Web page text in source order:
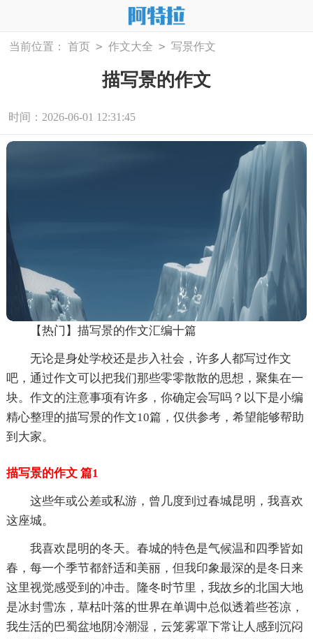
当前位置： 首页 > 作文大全 > 写景作文
描写景的作文
时间：2026-06-01 12:31:45
【热门】描写景的作文汇编十篇
无论是身处学校还是步入社会，许多人都写过作文
吧，通过作文可以把我们那些零零散散的思想，聚集在一
块。作文的注意事项有许多，你确定会写吗？以下是小编
精心整理的描写景的作文10篇，仅供参考，希望能够帮助
到大家。
描写景的作文 篇1
这些年或公差或私游，曾几度到过春城昆明，我喜欢
这座城。
我喜欢昆明的冬天。春城的特色是气候温和四季皆如
春，每一个季节都舒适和美丽，但我印象最深的是冬日来
这里视觉感受到的冲击。隆冬时节里，我故乡的北国大地
是冰封雪冻，草枯叶落的世界在单调中总似透着些苍凉，
我生活的巴蜀盆地阴冷潮湿，云笼雾罩下常让人感到沉闷